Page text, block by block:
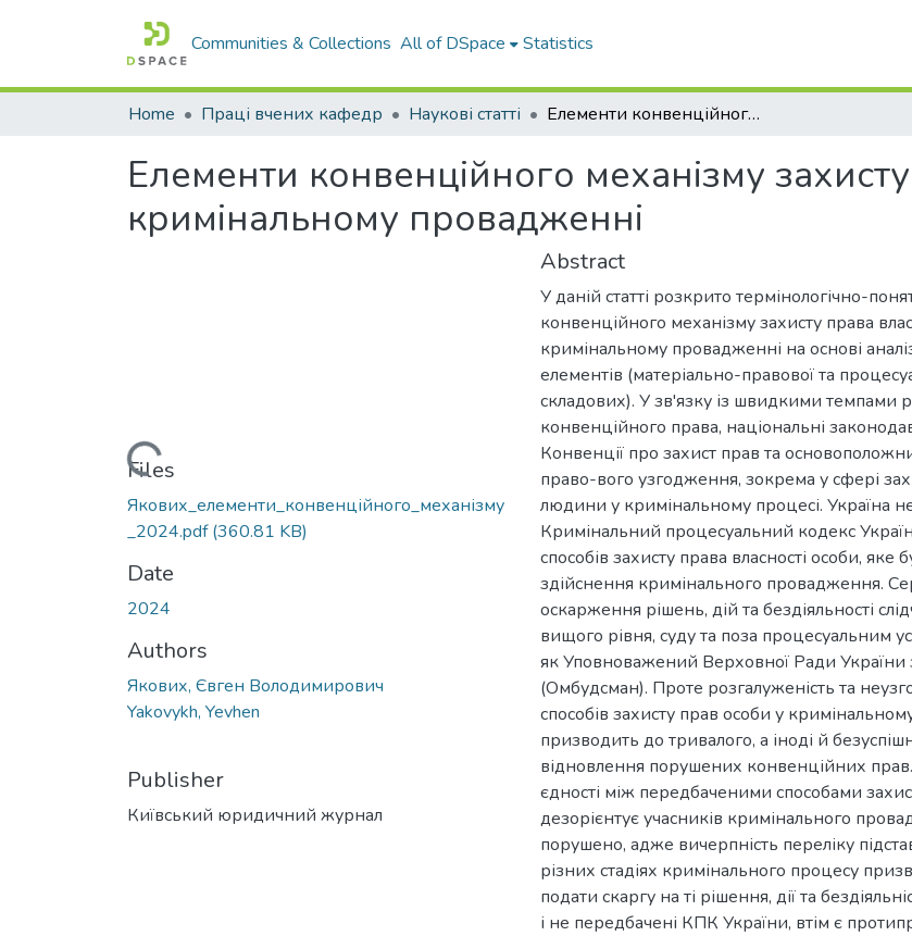
Communities & Collections All of DSpace Statistics
Home Праці вчених кафедр Наукові статті Елементи конвенційного механізму захисту права власності у кримінальному провадженні
Елементи конвенційного механізму
кримінальному провадженні
Loading...
Files
Якових_елементи_конвенційного_механізму
_2024.pdf(360.81 KB)
Date
2024
Authors
Якових, Євген Володимирович
Yakovykh, Yevhen
Publisher
Київський юридичний журнал
Abstract
У даній статті розкрито термінологічно-
конвенційного механізму захисту права
кримінальному провадженні на основі
елементів (матеріально-правової та
складових). У зв'язку із швидкими темпами
конвенційного права, національні
Конвенції про захист прав та
право-вого узгодження, зокрема у сфері
людини у кримінальному процесі. Україна
Кримінальний процесуальний кодекс
способів захисту права власності особи, яке
здійснення кримінального провадження.
оскарження рішень, дій та бездіяльності
вищого рівня, суду та поза процесуальним
як Уповноважений Верховної Ради
(Омбудсман). Проте розгалуженість та
способів захисту прав особи у
призводить до тривалого, а іноді й
відновлення порушених конвенційних прав.
єдності між передбаченими способами
дезорієнтує учасників кримінального
порушено, адже вичерпність переліку
різних стадіях кримінального процесу
подати скаргу на ті рішення, дії та
і не передбачені КПК України, втім є